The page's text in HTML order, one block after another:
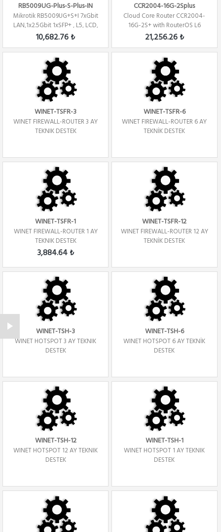
RB5009UG-Plus-S-Plus-IN
Mikrotik RB5009UG+S+I 7xGbit
LAN,1x2.5Gbit 1xSFP+ , L5, LCD,
1U, ...
10,682.76 ₺
CCR2004-16G-2Splus
Cloud Core Router CCR2004-
16G-2S+ with RouterOS L6
license Firew...
21,256.26 ₺
WINET-TSFR-3
WINET FIREWALL-ROUTER 3 AY
TEKNIK DESTEK
WINET-TSFR-6
WINET FIREWALL-ROUTER 6 AY
TEKNİK DESTEK
WINET-TSFR-1
WINET FIREWALL-ROUTER 1 AY
TEKNIK DESTEK
3,884.64 ₺
WINET-TSFR-12
WINET FIREWALL-ROUTER 12 AY
TEKNİK DESTEK
WINET-TSH-3
WINET HOTSPOT 3 AY TEKNIK
DESTEK
WINET-TSH-6
WINET HOTSPOT 6 AY TEKNİK
DESTEK
WINET-TSH-12
WINET HOTSPOT 12 AY TEKNIK
DESTEK
WINET-TSH-1
WINET HOTSPOT 1 AY TEKNIK
DESTEK